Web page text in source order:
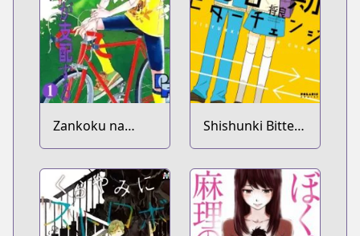
Zankoku na
Kami ga Shihai
suru
Shishunki Bitter
Change